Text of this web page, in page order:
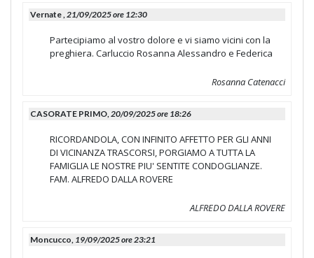
Vernate ,21/09/2025 ore 12:30
Partecipiamo al vostro dolore e vi siamo vicini con la
preghiera. Carluccio Rosanna Alessandro e Federica
Rosanna Catenacci
CASORATE PRIMO,20/09/2025 ore 18:26
RICORDANDOLA, CON INFINITO AFFETTO PER GLI ANNI
DI VICINANZA TRASCORSI, PORGIAMO A TUTTA LA
FAMIGLIA LE NOSTRE PIU' SENTITE CONDOGLIANZE.
FAM. ALFREDO DALLA ROVERE
ALFREDO DALLA ROVERE
Moncucco, 19/09/2025 ore 23:21